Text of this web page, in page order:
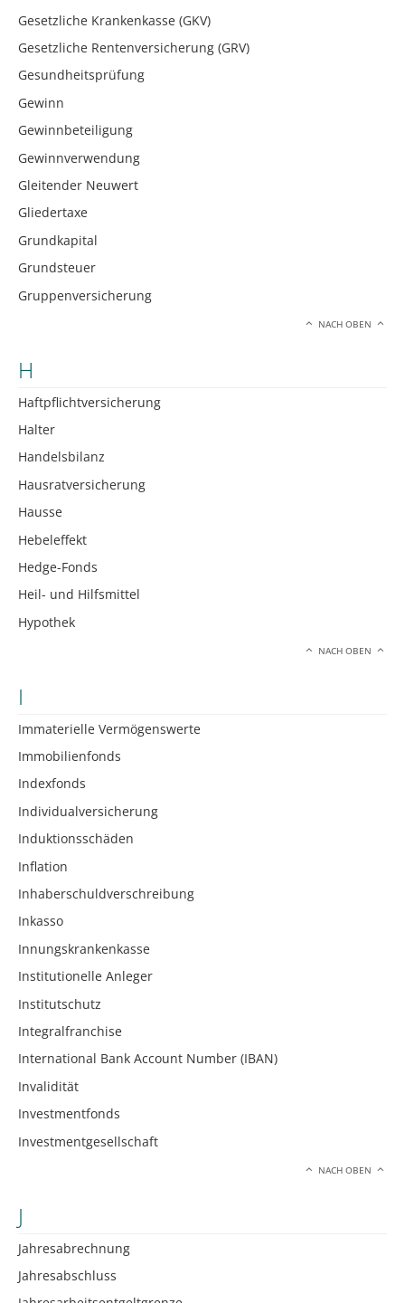
Gesetzliche Krankenkasse (GKV)
Gesetzliche Rentenversicherung (GRV)
Gesundheitsprüfung
Gewinn
Gewinnbeteiligung
Gewinnverwendung
Gleitender Neuwert
Gliedertaxe
Grundkapital
Grundsteuer
Gruppenversicherung
NACH OBEN
H
Haftpflichtversicherung
Halter
Handelsbilanz
Hausratversicherung
Hausse
Hebeleffekt
Hedge-Fonds
Heil- und Hilfsmittel
Hypothek
NACH OBEN
I
Immaterielle Vermögenswerte
Immobilienfonds
Indexfonds
Individualversicherung
Induktionsschäden
Inflation
Inhaberschuldverschreibung
Inkasso
Innungskrankenkasse
Institutionelle Anleger
Institutschutz
Integralfranchise
International Bank Account Number (IBAN)
Invalidität
Investmentfonds
Investmentgesellschaft
NACH OBEN
J
Jahresabrechnung
Jahresabschluss